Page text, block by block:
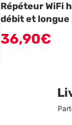
Répéteur WiFi
débit et longue
36,90€